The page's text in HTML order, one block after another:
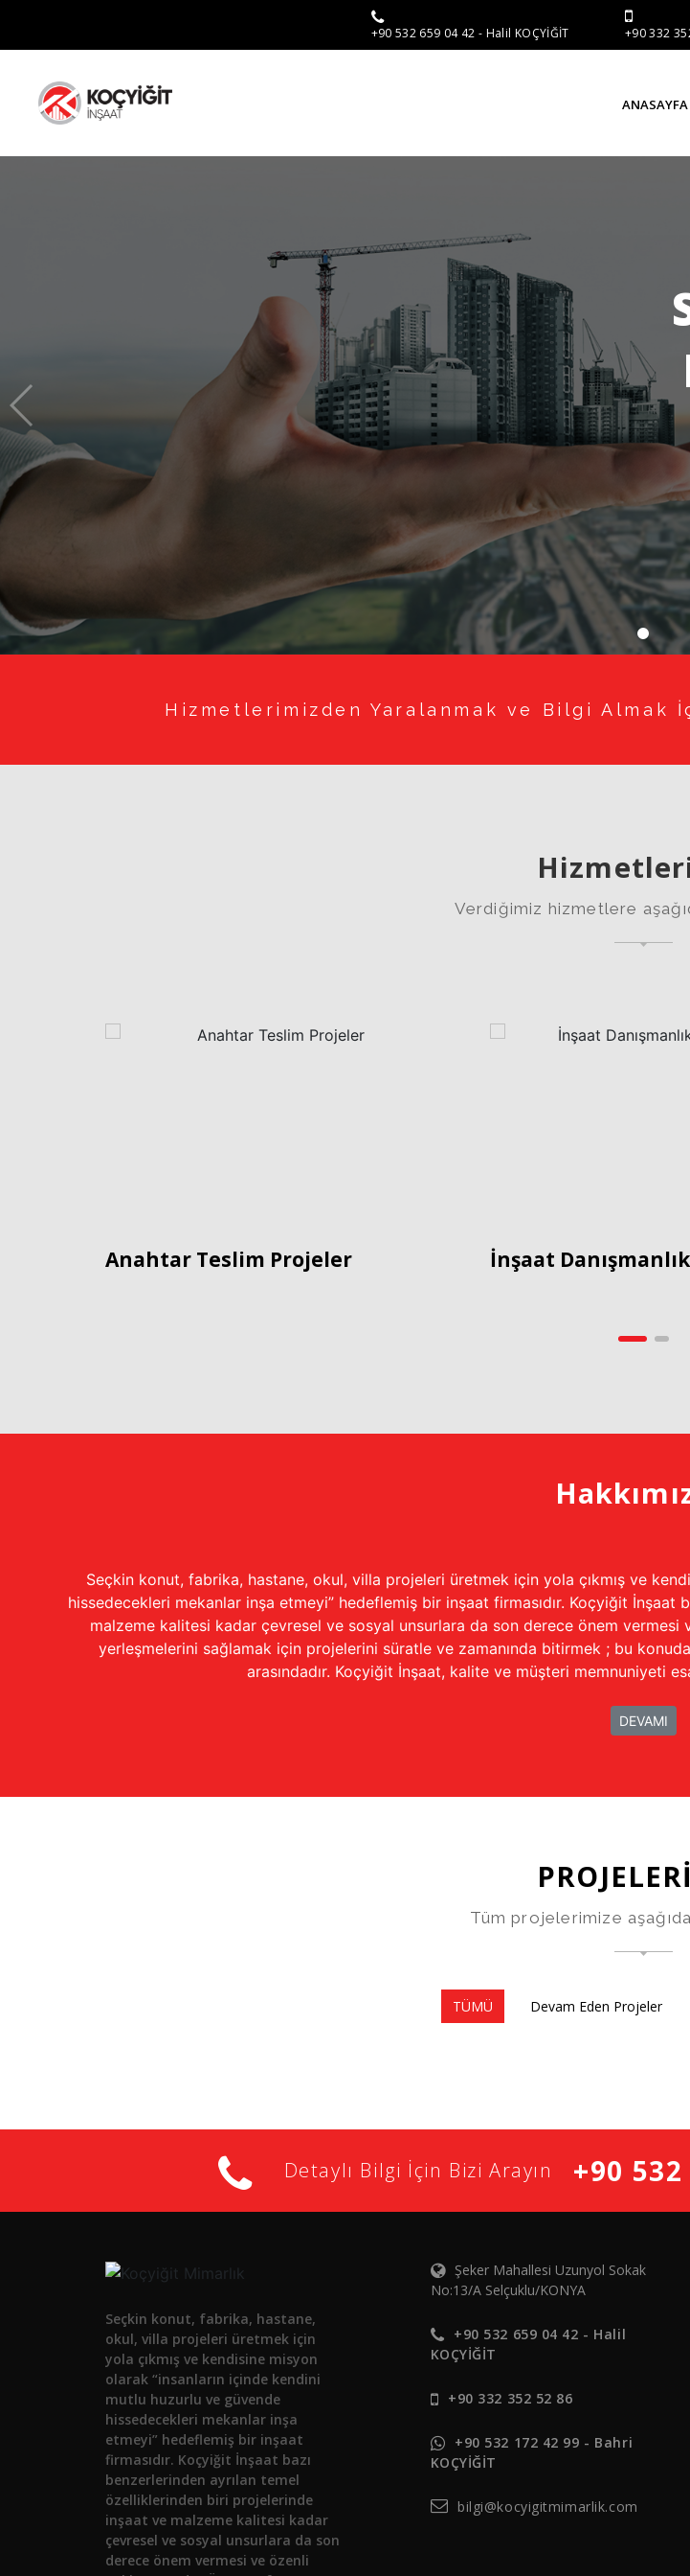
+90 532 659 04 42 - Halil KOÇYİĞİT +90 332
ANASAYFA
Hizmetlerimizden Yaralanmak ve Bilgi Almak
Verdiğimiz hizmetlere
Anahtar Teslim Projeler İnşaat
Seçkin konut, fabrika, hastane, okul, villa projeleri üretmek için yola çıkmış ve
hissedecekleri mekanlar inşa etmeyi” hedeflemiş bir inşaat firmasıdır. Koçyiğit
malzeme kalitesi kadar çevresel ve sosyal unsurlara da son derece önem
yerleşmelerini sağlamak için projelerini süratle ve zamanında bitirmek ; bu
arasındadır. Koçyiğit İnşaat, kalite ve müşteri memnuniyeti
DEVAMI
Tüm projelerimize
TÜMÜ Devam Eden Projeler
Detaylı Bilgi İçin Bizi Arayın +90
Seçkin konut, fabrika, hastane,
okul, villa projeleri üretmek için
yola çıkmış ve kendisine misyon
olarak “insanların içinde kendini
mutlu huzurlu ve güvende
hissedecekleri mekanlar inşa
etmeyi” hedeflemiş bir inşaat
firmasıdır. Koçyiğit İnşaat bazı
benzerlerinden ayrılan temel
özelliklerinden biri projelerinde
inşaat ve malzeme kalitesi kadar
çevresel ve sosyal unsurlara da son
derece önem vermesi ve özenli
Şeker Mahallesi Uzunyol Sokak
No:13/A Selçuklu/KONYA
+90 532 659 04 42 - Halil
KOÇYİĞİT
+90 332 352 52 86
+90 532 172 42 99 - Bahri
KOÇYİĞİT
bilgi@kocyigitmimarlik.com